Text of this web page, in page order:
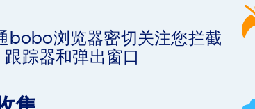
bobo浏览器密切关注您拦截
踪器和弹出窗口